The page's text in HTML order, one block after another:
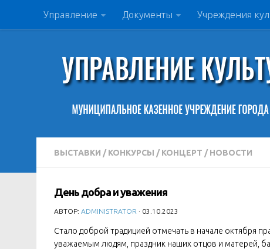
Управление Документы Учреждения
ВЫСТАВКИ / КОНКУРСЫ / КОНЦЕРТ / НОВОСТИ
День добра и уважения
АВТОР: ADMINISTRATOR · 03.10.2023
Стало доброй традицией отмечать в начале
уважаемым людям, праздник наших отцов и матерей,